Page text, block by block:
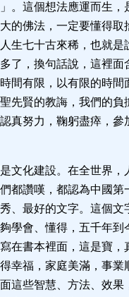
。這個想法應運而生，
的佛法，一定要懂得取
生七十古來稀，也就是
了，換句話說，這裡面
間有限，以有限的時間
先賢的教誨，我們的負
真努力，鞠躬盡瘁，參
文化建設。在全世界，
都讚嘆，都認為中國第
、最好的文字。這個文
學會、懂得，五千年到
在書本裡面，這是寶，
幸福，家庭美滿，事業
這些智慧、方法、效果